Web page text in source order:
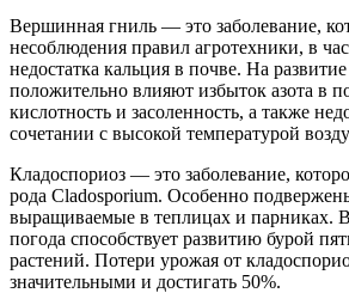
Вершинная гниль — это заболевание,
несоблюдения правил агротехники, в
недостатка кальция в почве. На
положительно влияют избыток азота в
кислотность и засоленность, а также
сочетании с высокой температурой
Кладоспориоз — это заболевание,
рода Cladosporium. Особенно
выращиваемые в теплицах и парниках.
погода способствует развитию бурой
растений. Потери урожая от
значительными и достигать 50%.